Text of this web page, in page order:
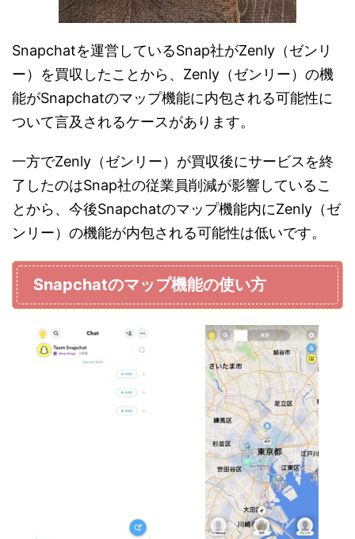
Snapchatを運営しているSnap社がZenly（ゼンリ
ー）を買収したことから、Zenly（ゼンリー）の機
能がSnapchatのマップ機能に内包される可能性に
ついて言及されるケースがあります。
一方でZenly（ゼンリー）が買収後にサービスを終
了したのはSnap社の従業員削減が影響しているこ
とから、今後Snapchatのマップ機能内にZenly（ゼ
ンリー）の機能が内包される可能性は低いです。
Snapchatのマップ機能の使い方